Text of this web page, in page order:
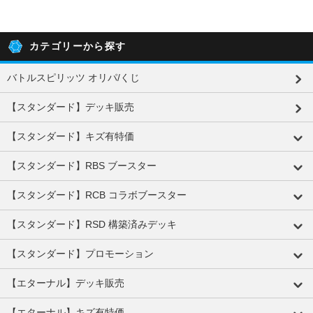
カテゴリーから探す
バトルスピリッツ オリパ/くじ
【スタンダード】デッキ販売
【スタンダード】キズ有特価
【スタンダード】RBS ブースター
【スタンダード】RCB コラボブースター
【スタンダード】RSD 構築済みデッキ
【スタンダード】プロモーション
【エターナル】デッキ販売